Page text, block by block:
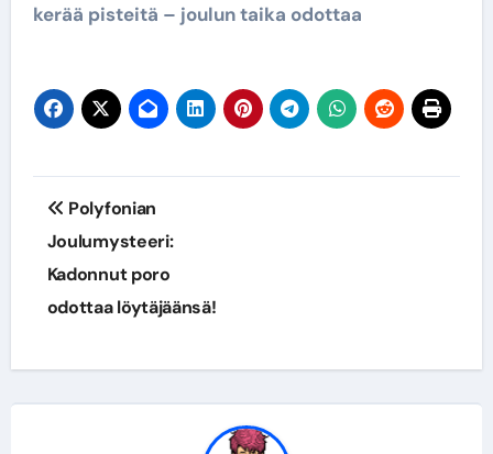
kerää pisteitä – joulun taika odottaa
Artikkelien
selaus
Polyfonian
Joulumysteeri:
Kadonnut poro
odottaa löytäjäänsä!